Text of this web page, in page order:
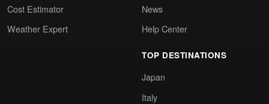
Cost Estimator
Weather Expert
News
Help Center
TOP DESTINATIONS
Japan
Italy